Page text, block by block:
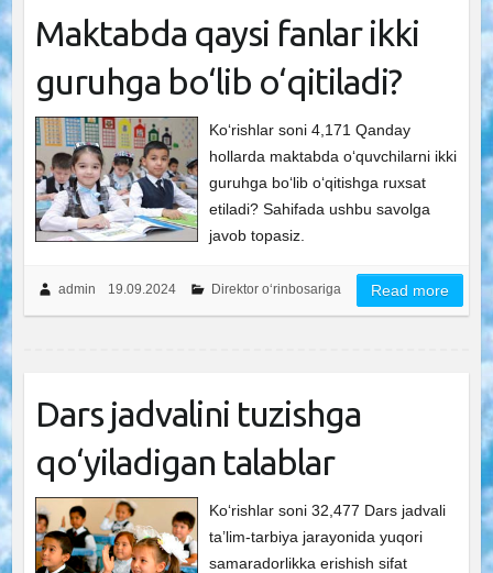
Maktabda qaysi fanlar ikki
guruhga bo‘lib o‘qitiladi?
Ko‘rishlar soni 4,171 Qanday
hollarda maktabda o‘quvchilarni ikki
guruhga bo‘lib o‘qitishga ruxsat
etiladi? Sahifada ushbu savolga
javob topasiz.
admin 19.09.2024 Direktor o‘rinbosariga Read more
Dars jadvalini tuzishga
qo‘yiladigan talablar
Ko‘rishlar soni 32,477 Dars jadvali
ta’lim-tarbiya jarayonida yuqori
samaradorlikka erishish sifat